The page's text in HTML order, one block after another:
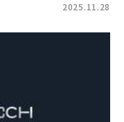
2025.11.28